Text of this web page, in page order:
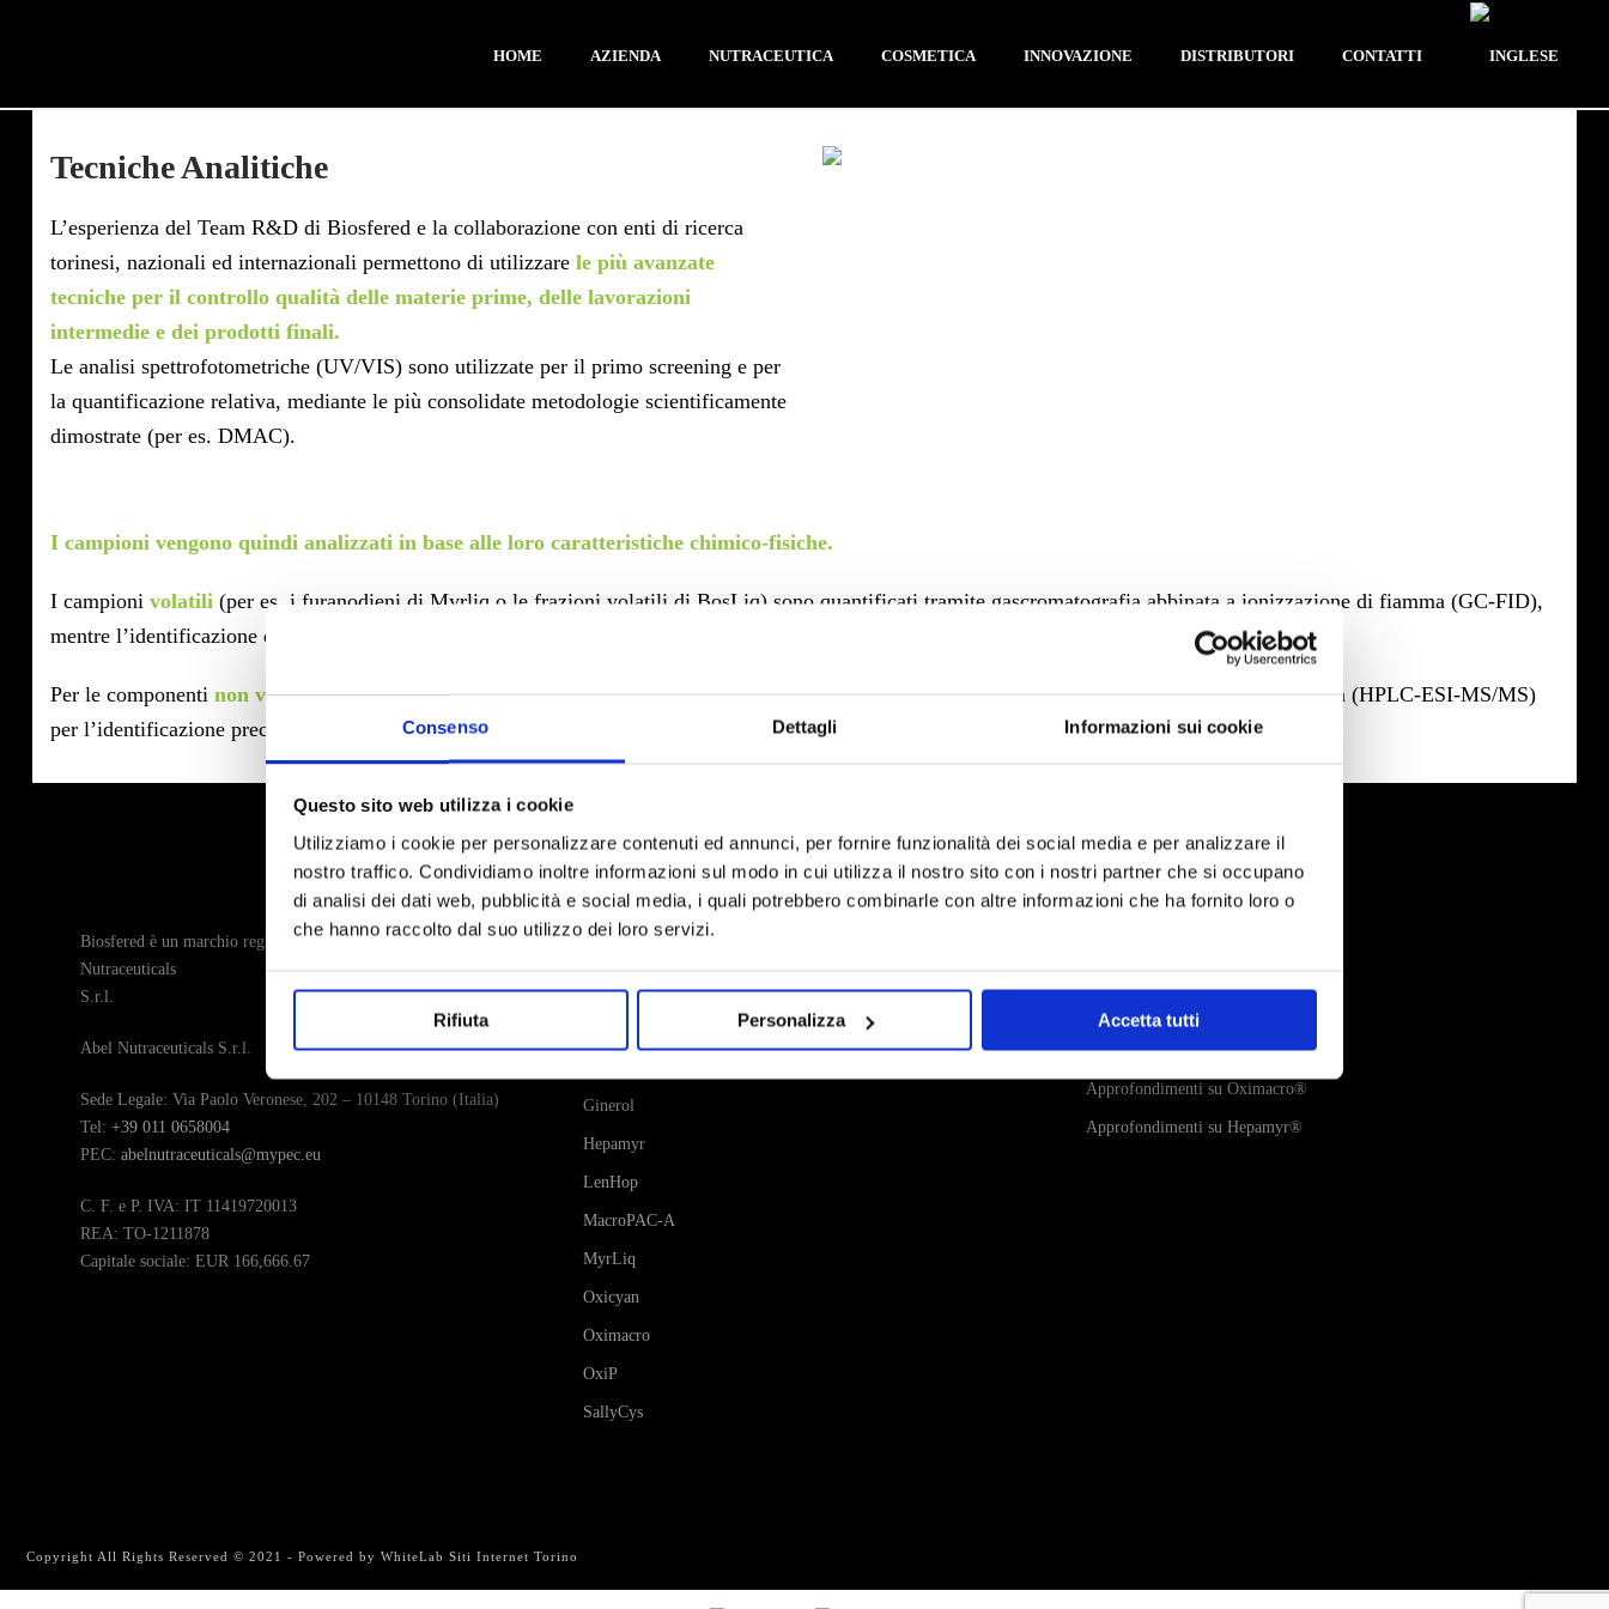
Consenso Dettagli Informazioni sui cookie
Questo sito web utilizza i cookie
Utilizziamo i cookie per personalizzare contenuti ed annunci, per fornire funzionalità dei social media e per analizzare il
nostro traffico. Condividiamo inoltre informazioni sul modo in cui utilizza il nostro sito con i nostri partner che si occupano
di analisi dei dati web, pubblicità e social media, i quali potrebbero combinarle con altre informazioni che ha fornito loro o
che hanno raccolto dal suo utilizzo dei loro servizi.
Rifiuta Personalizza Accetta tutti
HOME AZIENDA NUTRACEUTICA COSMETICA INNOVAZIONE DISTRIBUTORI CONTATTI
Tecniche Analitiche
L’esperienza del Team R&D di Biosfered e la collaborazione con enti di ricerca
torinesi, nazionali ed internazionali permettono di utilizzare le più avanzate
tecniche per il controllo qualità delle materie prime, delle lavorazioni
intermedie e dei prodotti finali.
Le analisi spettrofotometriche (UV/VIS) sono utilizzate per il primo screening e per
la quantificazione relativa, mediante le più consolidate metodologie scientificamente
dimostrate (per es. DMAC).
I campioni vengono quindi analizzati in base alle loro caratteristiche chimico-fisiche.
I campioni volatili (per es. i furanodieni di Myrliq o le frazioni volatili di BosLiq) sono quantificati tramite gascromatografia abbinata a ionizzazione di fiamma (GC-FID),
mentre l’identificazione dei singoli composti è svolta tramite gascromatografia abbinata a spettrometria di massa (GC-MS).
Per le componenti non volatilisi utilizza la cromatografia liquida (HPLC) per la separazione e in abbinamento con la tandem spettrometria di massa (HPLC-ESI-MS/MS)
per l’identificazione precisa dei singoli composti separati.
Biosfered è un marchio registrato di proprietà di Abel
Nutraceuticals
S.r.l.
Abel Nutraceuticals S.r.l.
Sede Legale: Via Paolo Veronese, 202 – 10148 Torino (Italia)
Tel:+39 011 0658004
PEC:abelnutraceuticals@mypec.eu
C. F. e P. IVA: IT 11419720013
REA: TO-1211878
Capitale sociale: EUR 166,666.67
Chamilen
Ginerol
Hepamyr
LenHop
MacroPAC-A
MyrLiq
Oxicyan
Oximacro
OxiP
SallyCys
Innovazione
Supporto Scientifico e Analitiche
Approfondimenti su Myrliq
Approfondimenti suOxicyan®
Approfondimenti su Oximacro®
Approfondimenti su Hepamyr®
Copyright All Rights Reserved © 2021 - Powered by WhiteLab Siti Internet Torino